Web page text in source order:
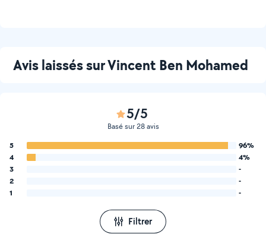
Avis laissés sur Vincent Ben Mohamed
5/5
Basé sur 28 avis
5
96%
4
4%
3
-
2
-
1
-
Filtrer